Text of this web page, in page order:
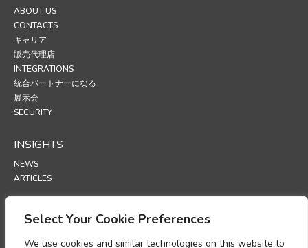
Select Your Cookie Preferences
We use cookies and similar technologies on this website to
ABOUT US
CONTACTS
キャリア
販売代理店
INTEGRATIONS
統合パートナーになる
展示会
SECURITY
INSIGHTS
NEWS
ARTICLES
SUPPORT